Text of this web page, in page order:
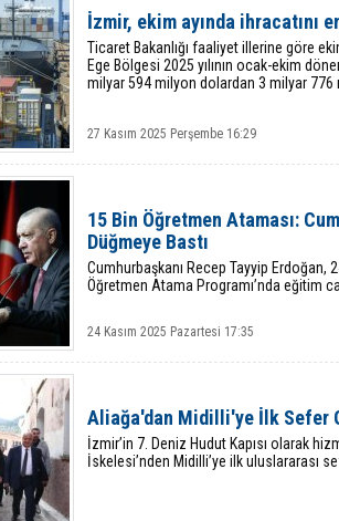
İzmir, ekim ayında ihracatını
Ticaret Bakanlığı faaliyet illerine göre
Ege Bölgesi 2025 yılının ocak-ekim
milyar 594 milyon dolardan 3 milyar
27 Kasım 2025 Perşembe 16:29
15 Bin Öğretmen Ataması:
Düğmeye Bastı
Cumhurbaşkanı Recep Tayyip Erdoğan,
Öğretmen Atama Programı’nda eğitim
24 Kasım 2025 Pazartesi 17:35
Aliağa'dan Midilli'ye İlk Sefer
İzmir’in 7. Deniz Hudut Kapısı olarak
İskelesi’nden Midilli’ye ilk uluslararası